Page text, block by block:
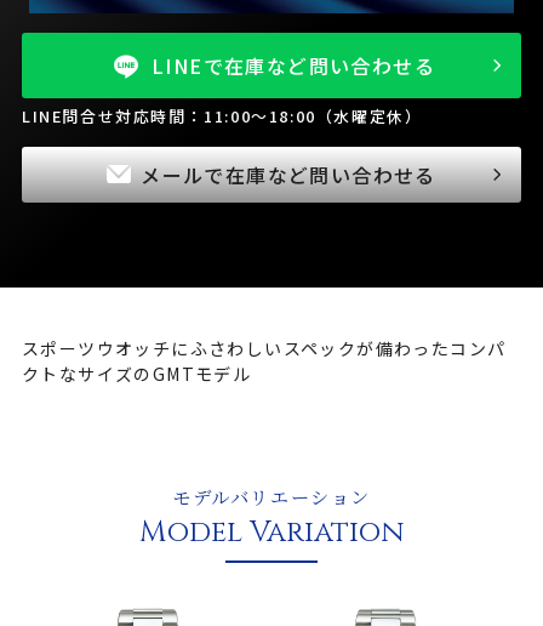
LINEで在庫など問い合わせる
LINE問合せ対応時間：11:00～18:00（水曜定休）
メールで在庫など問い合わせる
スポーツウオッチにふさわしいスペックが備わったコンパ
クトなサイズのGMTモデル
モデルバリエーション
Model Variation